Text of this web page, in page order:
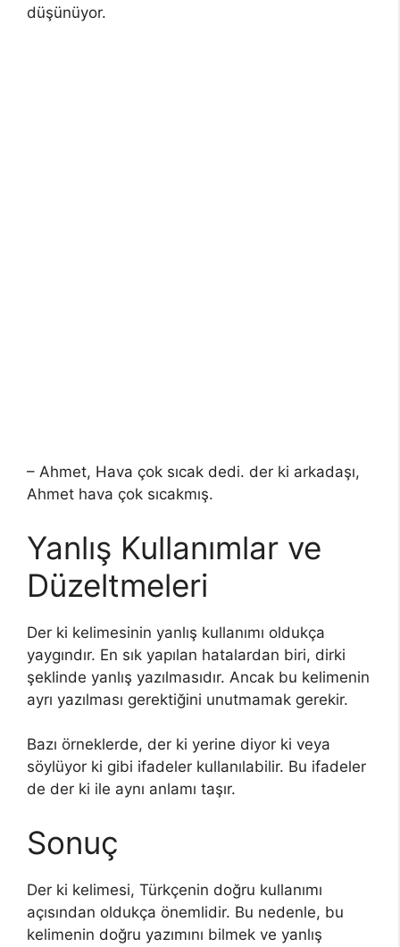
düşünüyor.
– Ahmet, Hava çok sıcak dedi. der ki arkadaşı,
Ahmet hava çok sıcakmış.
Yanlış Kullanımlar ve
Düzeltmeleri
Der ki kelimesinin yanlış kullanımı oldukça
yaygındır. En sık yapılan hatalardan biri, dirki
şeklinde yanlış yazılmasıdır. Ancak bu kelimenin
ayrı yazılması gerektiğini unutmamak gerekir.
Bazı örneklerde, der ki yerine diyor ki veya
söylüyor ki gibi ifadeler kullanılabilir. Bu ifadeler
de der ki ile aynı anlamı taşır.
Sonuç
Der ki kelimesi, Türkçenin doğru kullanımı
açısından oldukça önemlidir. Bu nedenle, bu
kelimenin doğru yazımını bilmek ve yanlış